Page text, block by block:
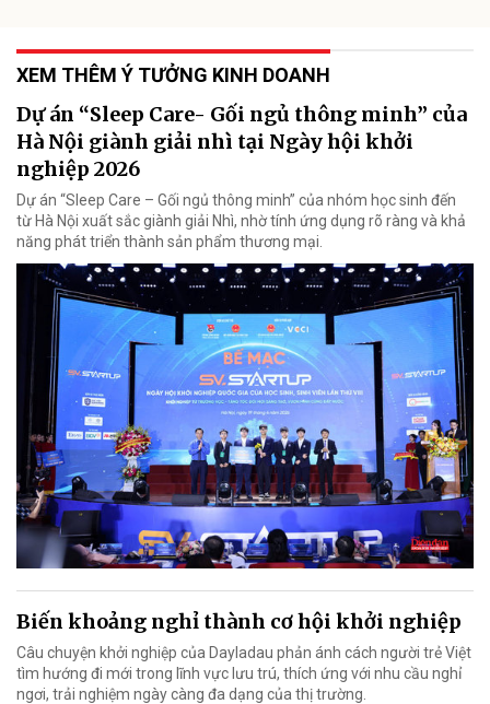
XEM THÊM Ý TƯỞNG KINH DOANH
Dự án “Sleep Care- Gối ngủ thông minh” của
Hà Nội giành giải nhì tại Ngày hội khởi
nghiệp 2026
Dự án “Sleep Care – Gối ngủ thông minh” của nhóm học sinh đến
từ Hà Nội xuất sắc giành giải Nhì, nhờ tính ứng dụng rõ ràng và khả
năng phát triển thành sản phẩm thương mại.
Biến khoảng nghỉ thành cơ hội khởi nghiệp
Câu chuyện khởi nghiệp của Dayladau phản ánh cách người trẻ Việt
tìm hướng đi mới trong lĩnh vực lưu trú, thích ứng với nhu cầu nghỉ
ngơi, trải nghiệm ngày càng đa dạng của thị trường.